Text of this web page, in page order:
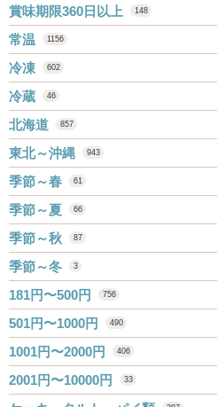
賞味期限360日以上 148
常温 1156
冷凍 602
冷蔵 46
北海道 857
東北～沖縄 943
季節～春 61
季節～夏 66
季節～秋 87
季節～冬 3
181円〜500円 756
501円〜1000円 490
1001円〜2000円 406
2001円〜10000円 33